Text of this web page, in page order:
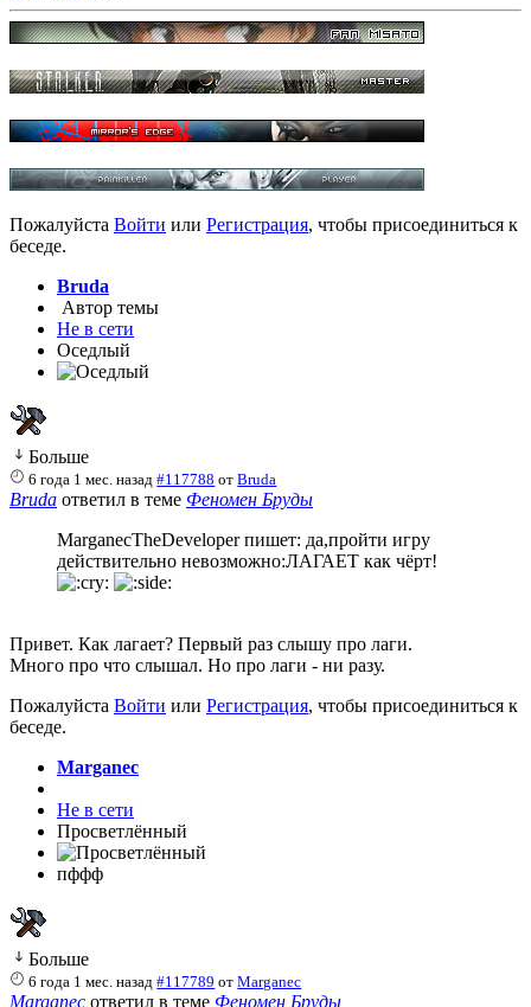
Пожалуйста Войти или Регистрация, чтобы присоединиться к
беседе.
Bruda
Автор темы
Не в сети
Оседлый
Больше
6 года 1 мес. назад #117788 отBruda
Bruda ответил в теме Феномен Бруды
MarganecTheDeveloper пишет: да,пройти игру
действительно невозможно:ЛАГАЕТ как чёрт!
Привет. Как лагает? Первый раз слышу про лаги.
Много про что слышал. Но про лаги - ни разу.
Пожалуйста Войти или Регистрация, чтобы присоединиться к
беседе.
Marganec
Не в сети
Просветлённый
пффф
Больше
6 года 1 мес. назад #117789 отMarganec
Marganec ответил в теме Феномен Бруды